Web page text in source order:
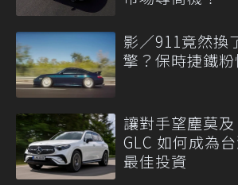
影／911竟然換
擎？保時捷鐵粉
讓對手望塵莫
GLC 如何成為
最佳投資